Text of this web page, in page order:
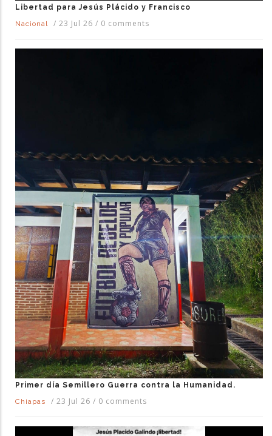
Libertad para Jesús Plácido y Francisco
Nacional
/ 23 Jul 26 / 0 comments
Primer día Semillero Guerra contra la Humanidad.
Chiapas
/ 23 Jul 26 / 0 comments